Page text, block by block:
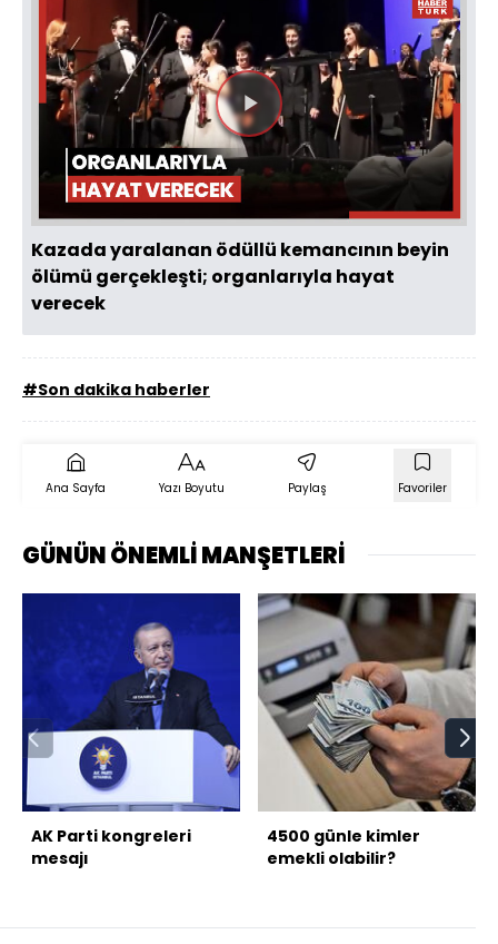
Videoyu
Oynat
Kazada yaralanan ödüllü kemancının beyin
ölümü gerçekleşti; organlarıyla hayat
verecek
#Son dakika haberler
Ana Sayfa Yazı Boyutu Paylaş Favoriler
GÜNÜN ÖNEMLİ MANŞETLERİ
AK Parti kongreleri
mesajı
4500 günle kimler
emekli olabilir?